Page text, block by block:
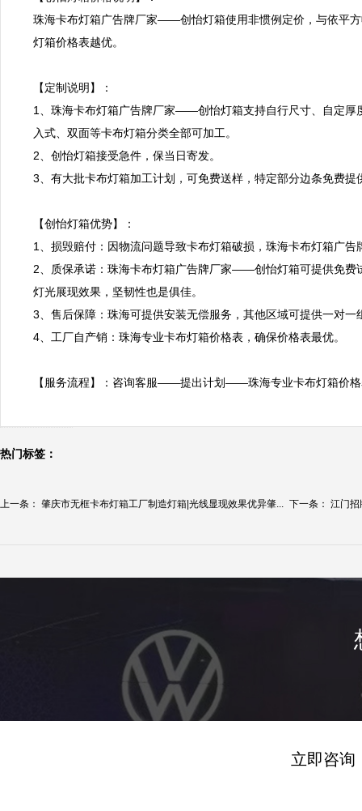
珠海卡布灯箱广告牌厂家——创怡灯箱使用非惯例定价，与依平
灯箱价格表越优。
【定制说明】：
1、珠海卡布灯箱广告牌厂家——创怡灯箱支持自行尺寸、自定厚
入式、双面等卡布灯箱分类全部可加工。
2、创怡灯箱接受急件，保当日寄发。
3、有大批卡布灯箱加工计划，可免费送样，特定部分边条免费提
【创怡灯箱优势】：
1、损毁赔付：因物流问题导致卡布灯箱破损，珠海卡布灯箱广
2、质保承诺：珠海卡布灯箱广告牌厂家——创怡灯箱可提供免费
灯光展现效果，坚韧性也是俱佳。
3、售后保障：珠海可提供安装无偿服务，其他区域可提供一对
4、工厂自产销：珠海专业卡布灯箱价格表，确保价格表最优。
【服务流程】：咨询客服——提出计划——珠海专业卡布灯箱
热门标签：
上一条： 肇庆市无框卡布灯箱工厂制造灯箱|光线显现效果优异肇... 下一条： 江门招
立即咨询